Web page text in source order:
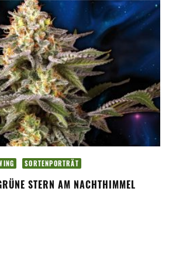
SORTENPORTRÄT
STERN AM NACHTHIMMEL